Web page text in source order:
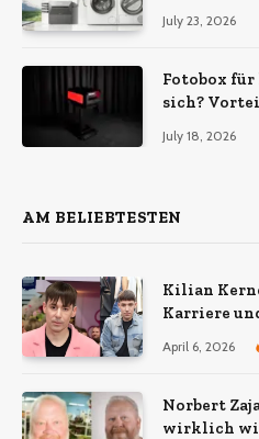
July 23, 2026
Fotobox
sich?
July 18, 2026
AM BELIEBTESTEN
Kilian
Karriere
April 6, 2026
Norbert
wirklich